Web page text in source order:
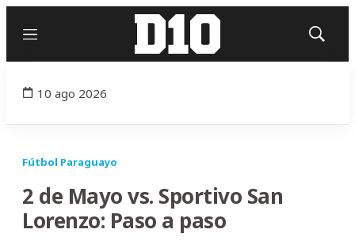
Menú
Mostrar
10 ago 2026
Fútbol Paraguayo
2 de Mayo vs. Sportivo San
Lorenzo: Paso a paso